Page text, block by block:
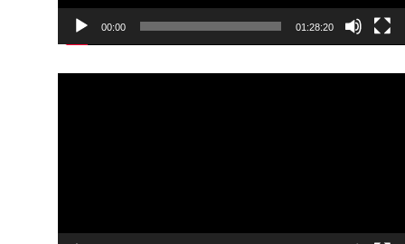
00:00 01:28:20